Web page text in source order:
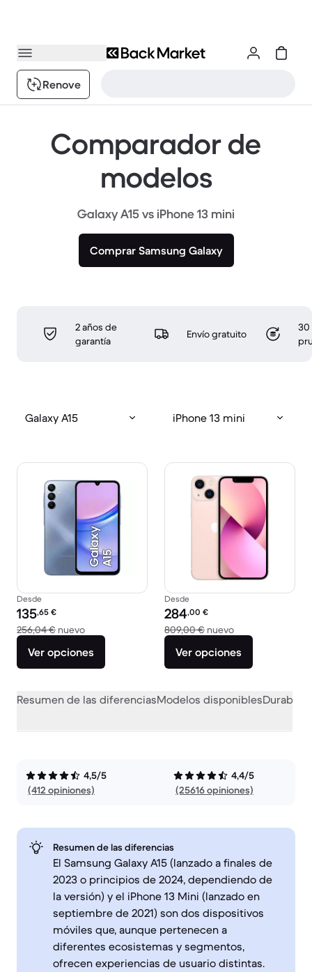
Renove
Comparador de
modelos
Galaxy A15 vs iPhone 13 mini
Comprar Samsung Galaxy
2 años de
garantía
Envío gratuito
30
Galaxy A15 iPhone 13 mini
Desde
Precio reacondicionado:
135,65 €
256,04 € nuevoEl dispositivo nuevo vale 256,04 €
Ver opciones
Desde
Precio reacondicionado:
284,00 €
809,00 € nuevoEl dispositivo
Ver opciones
Resumen de las diferenciasModelos disponibles
4,5/5
(412 opiniones)
4,4/5
(25616 opiniones)
Resumen de las diferencias
El Samsung Galaxy A15 (lanzado a finales de
2023 o principios de 2024, dependiendo de
la versión) y el iPhone 13 Mini (lanzado en
septiembre de 2021) son dos dispositivos
móviles que, aunque pertenecen a
diferentes ecosistemas y segmentos,
ofrecen experiencias de usuario distintas.